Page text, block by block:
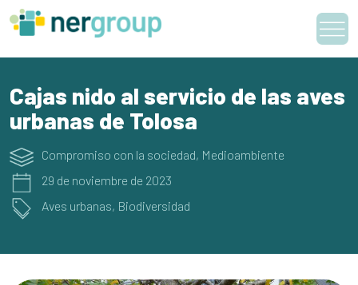
Skip
to
Cajas nido al servicio de las aves
urbanas de Tolosa
Compromiso con la sociedad, Medioambiente
29 de noviembre de 2023
Aves urbanas, Biodiversidad